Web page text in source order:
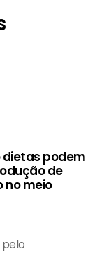
podem
de
no meio